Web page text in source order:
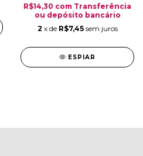
R$14,30 com Transferência
ou depósito bancário
2 x de R$7,45 sem juros
ESPIAR